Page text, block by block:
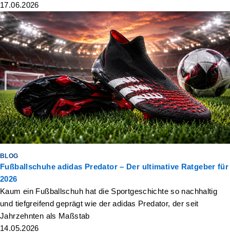
17.06.2026
BLOG
Fußballschuhe adidas Predator – Der ultimative Ratgeber für
2026
Kaum ein Fußballschuh hat die Sportgeschichte so nachhaltig
und tiefgreifend geprägt wie der adidas Predator, der seit
Jahrzehnten als Maßstab
14.05.2026